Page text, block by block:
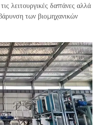
λειτουργικές δαπάνες αλλά
των βιομηχανικών